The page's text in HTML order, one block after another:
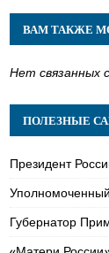
ВАМ ТАКЖЕ
Нет связанных
ПОЛЕЗНЫЕ
Президент
Губернатор